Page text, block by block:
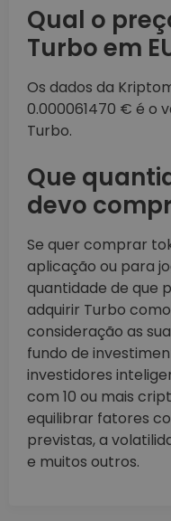
Qual o
Turbo em
Os dados da
0.000061470 € é o
Turbo.
Que
devo
Se quer comprar
aplicação ou para
quantidade de que
adquirir Turbo
consideração as
fundo de
investidores
com 10 ou mais
equilibrar fatores
previstas, a
e muitos outros.